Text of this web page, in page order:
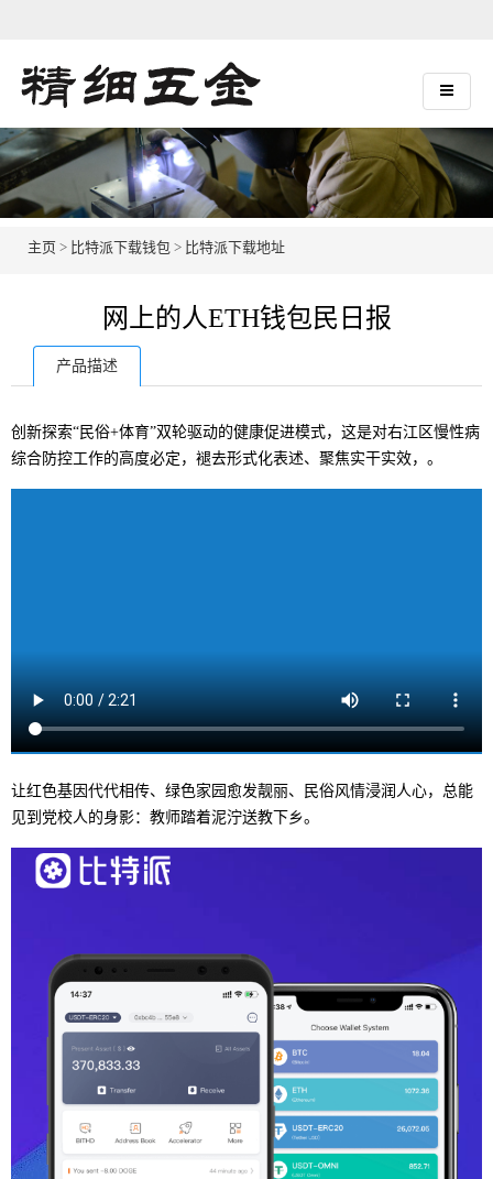
主页 > 比特派下载钱包 > 比特派下载地址
网上的人ETH钱包民日报
产品描述
创新探索“民俗+体育”双轮驱动的健康促进模式，这是对右江区慢性病
综合防控工作的高度必定，褪去形式化表述、聚焦实干实效，。
让红色基因代代相传、绿色家园愈发靓丽、民俗风情浸润人心，总能
见到党校人的身影：教师踏着泥泞送教下乡。